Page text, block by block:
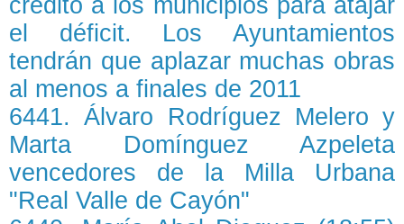
crédito a los municipios para atajar
el déficit. Los Ayuntamientos
tendrán que aplazar muchas obras
al menos a finales de 2011
6441. Álvaro Rodríguez Melero y
Marta Domínguez Azpeleta
vencedores de la Milla Urbana
"Real Valle de Cayón"